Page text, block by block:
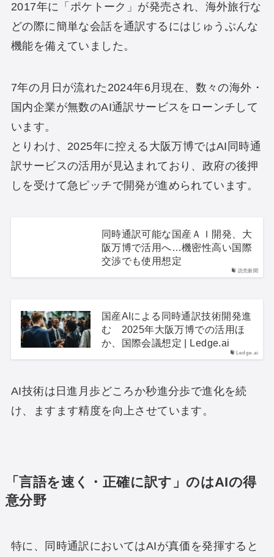
2017年に「ポケトーク」が発売され、海外旅行な
どの際に簡単な会話を通訳するにはじゅうぶんな
機能を備えていました。
7年の月日が流れた2024年6月現在、数々の海外・
国内企業が無数のAI通訳サービスをローンチして
います。
とりわけ、2025年に控える大阪万博ではAI同時通
訳サービスの活用が見込まれており、政府の後押
しを受けて急ピッチで開発が進められています。
読売新聞
同時通訳可能な国産ＡＩ開発、大
阪万博で活用へ…機密性高い国際
交渉でも使用想定
Ledge.ai
国産AIによる同時通訳技術開発進
む 2025年大阪万博での活用ほ
か、国際会議想定 | Ledge.ai
AI技術は日進月歩どころか秒進分歩で進化を続
け、ますます精度を向上させています。
「言語を速く・正確に訳す」のはAIの得
意分野
特に、同時通訳においてはAIが真価を発揮すると